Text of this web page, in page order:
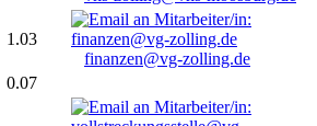
1.03
finanzen@vg-zolling.de
0.07